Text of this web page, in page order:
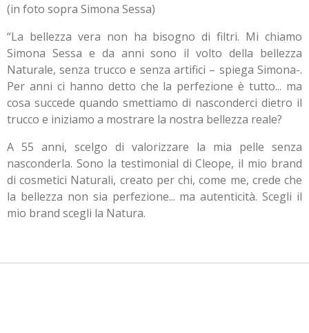
(in foto sopra Simona Sessa)
“La bellezza vera non ha bisogno di filtri. Mi chiamo
Simona Sessa e da anni sono il volto della bellezza
Naturale, senza trucco e senza artifici – spiega Simona-.
Per anni ci hanno detto che la perfezione è tutto... ma
cosa succede quando smettiamo di nasconderci dietro il
trucco e iniziamo a mostrare la nostra bellezza reale?
A 55 anni, scelgo di valorizzare la mia pelle senza
nasconderla. Sono la testimonial di Cleope, il mio brand
di cosmetici Naturali, creato per chi, come me, crede che
la bellezza non sia perfezione... ma autenticità. Scegli il
mio brand scegli la Natura.